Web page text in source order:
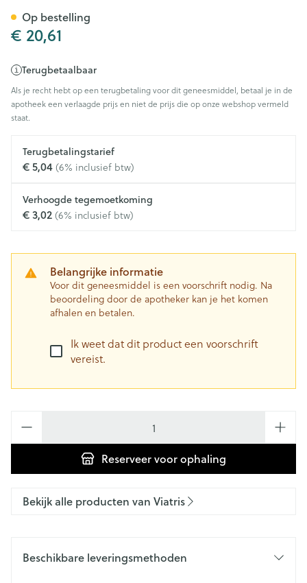
€ 20,61
Terugbetaalbaar
Als je recht hebt op een terugbetaling voor dit geneesmiddel, betaal je in de
apotheek een verlaagde prijs en niet de prijs die op onze webshop vermeld
staat.
Terugbetalingstarief
€ 5,04(6% inclusief btw)
Verhoogde tegemoetkoming
€ 3,02(6% inclusief btw)
Belangrijke informatie
Voor dit geneesmiddel is een voorschrift nodig. Na
beoordeling door de apotheker kan je het komen
afhalen en betalen.
Ik weet dat dit product een voorschrift
vereist.
Reserveervoor ophaling
Op bestelling
Bekijk alle producten van Viatris
Beschikbare leveringsmethoden